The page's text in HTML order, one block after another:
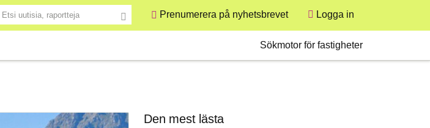
Etsi uutisia, raportteja Prenumerera på nyhetsbrevet Logga in
Sökmotor för fastigheter
Den mest lästa